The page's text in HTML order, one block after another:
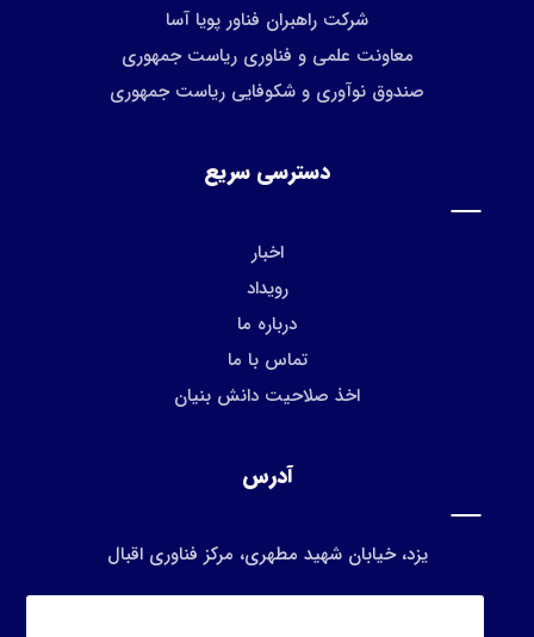
شرکت راهبران فناور پویا آسا
معاونت علمی و فناوری ریاست جمهوری
صندوق نوآوری و شکوفایی ریاست جمهوری
دسترسی سریع
اخبار
رویداد
درباره ما
تماس با ما
اخذ صلاحیت دانش بنیان
آدرس
یزد، خیابان شهید مطهری، مرکز فناوری اقبال